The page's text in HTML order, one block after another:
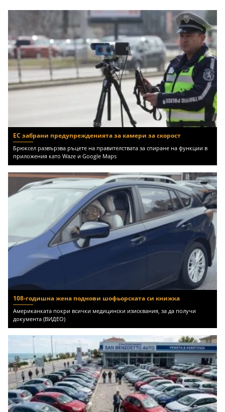
ЕС забрани предупрежденията за камери за скорост
Брюксел развързва ръцете на правителствата за спиране на функции в
приложения като Waze и Google Maps
108-годишна жена поднови шофьорската си книжка
Американката покри всички медицински изисквания, за да получи
документа (ВИДЕО)